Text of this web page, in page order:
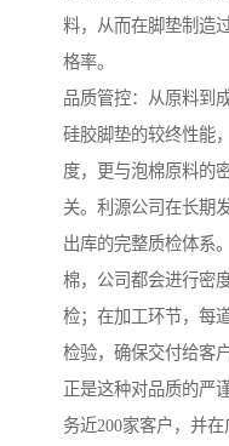
料，从而在脚垫制造
格率。
品质管控：从原料到
硅胶脚垫的较终性能
度，更与泡棉原料的
关。利源公司在长期
出库的完整质检体系
棉，公司都会进行密
检；在加工环节，每
检验，确保交付给客
正是这种对品质的严
务近200家客户，并